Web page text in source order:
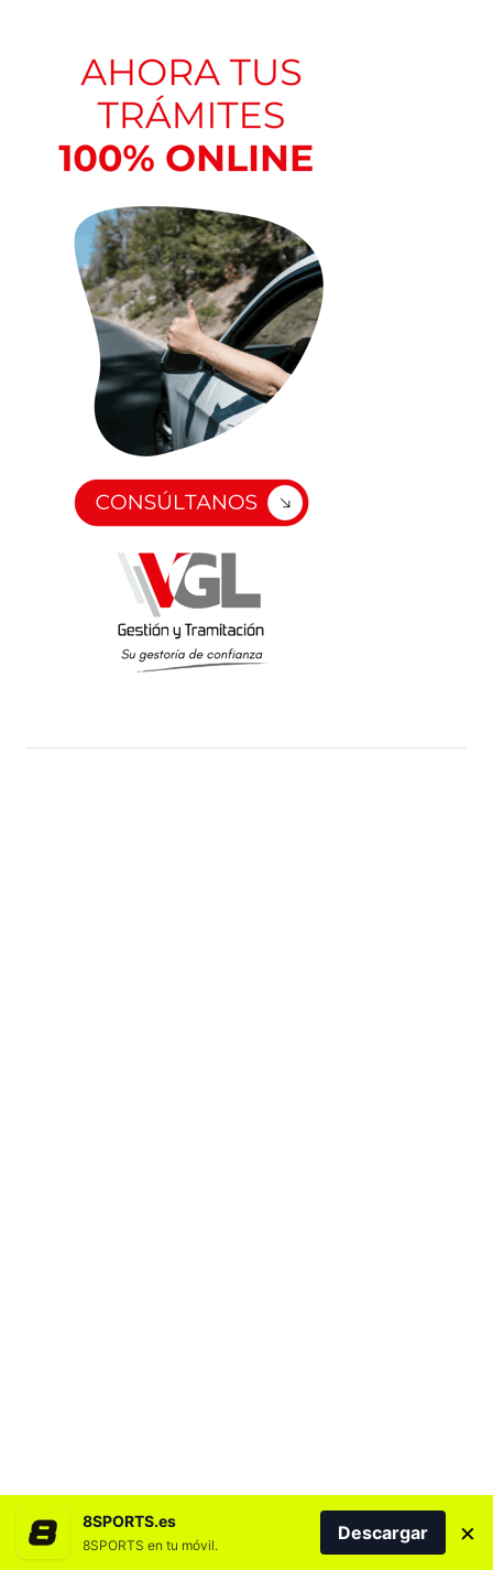
8SPORTS.es
8SPORTS en tu móvil.
Descargar ×